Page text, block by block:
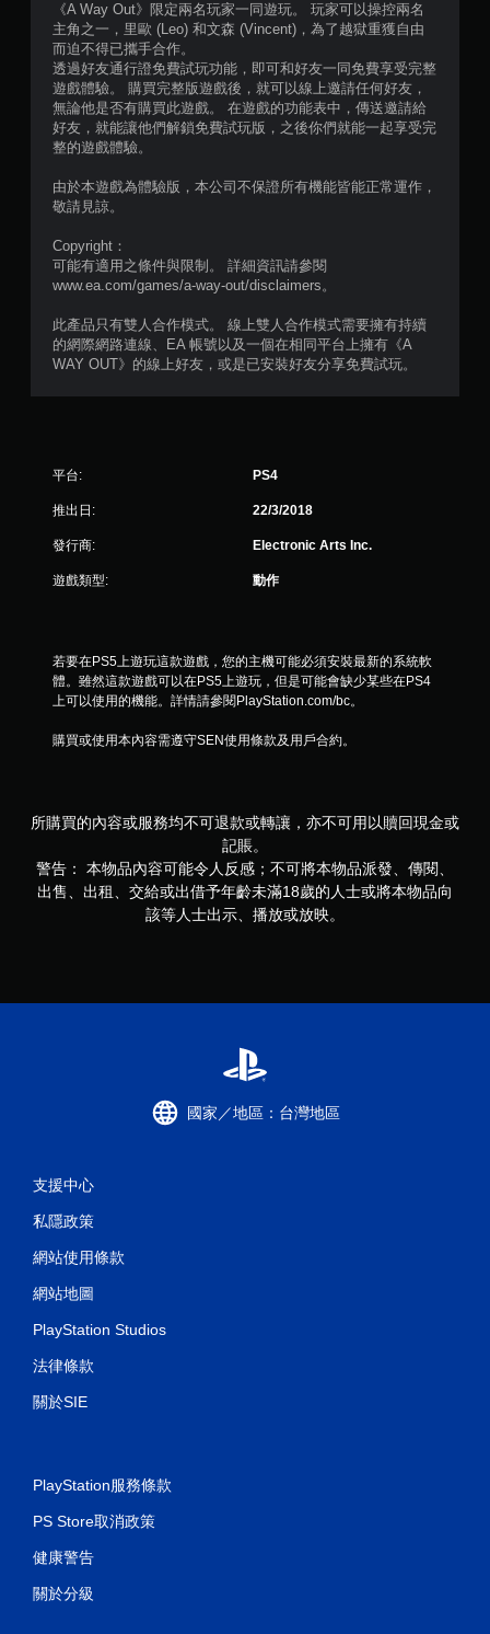
星
）
，
9
3
2
則
《A Way Out》限定兩名玩家一同遊玩。 玩家可以操控兩名
主角之一，里歐 (Leo) 和文森 (Vincent)，為了越獄重獲自由
而迫不得已攜手合作。
透過好友通行證免費試玩功能，即可和好友一同免費享受完整
遊戲體驗。 購買完整版遊戲後，就可以線上邀請任何好友，
無論他是否有購買此遊戲。 在遊戲的功能表中，傳送邀請給
好友，就能讓他們解鎖免費試玩版，之後你們就能一起享受完
整的遊戲體驗。
由於本遊戲為體驗版，本公司不保證所有機能皆能正常運作，
敬請見諒。
Copyright：
可能有適用之條件與限制。 詳細資訊請參閱
www.ea.com/games/a-way-out/disclaimers。
此產品只有雙人合作模式。 線上雙人合作模式需要擁有持續
的網際網路連線、EA 帳號以及一個在相同平台上擁有《A
WAY OUT》的線上好友，或是已安裝好友分享免費試玩。
平台: PS4
推出日: 22/3/2018
發行商: Electronic Arts Inc.
遊戲類型: 動作
若要在PS5上遊玩這款遊戲，您的主機可能必須安裝最新的系統軟
體。雖然這款遊戲可以在PS5上遊玩，但是可能會缺少某些在PS4
上可以使用的機能。詳情請參閱PlayStation.com/bc。
購買或使用本內容需遵守SEN使用條款及用戶合約。
所購買的內容或服務均不可退款或轉讓，亦不可用以贖回現金或
記賬。
警告： 本物品內容可能令人反感；不可將本物品派發、傳閱、
出售、出租、交給或出借予年齡未滿18歲的人士或將本物品向
該等人士出示、播放或放映。
國家／地區：台灣地區
支援中心
私隱政策
網站使用條款
網站地圖
PlayStation Studios
法律條款
關於SIE
PlayStation服務條款
PS Store取消政策
健康警告
關於分級